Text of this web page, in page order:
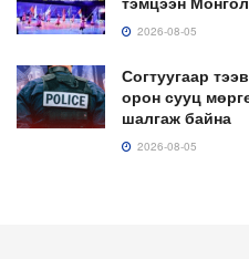
2026-08-05
Согтуугаар
орон сууц
шалгаж байна
2026-08-05